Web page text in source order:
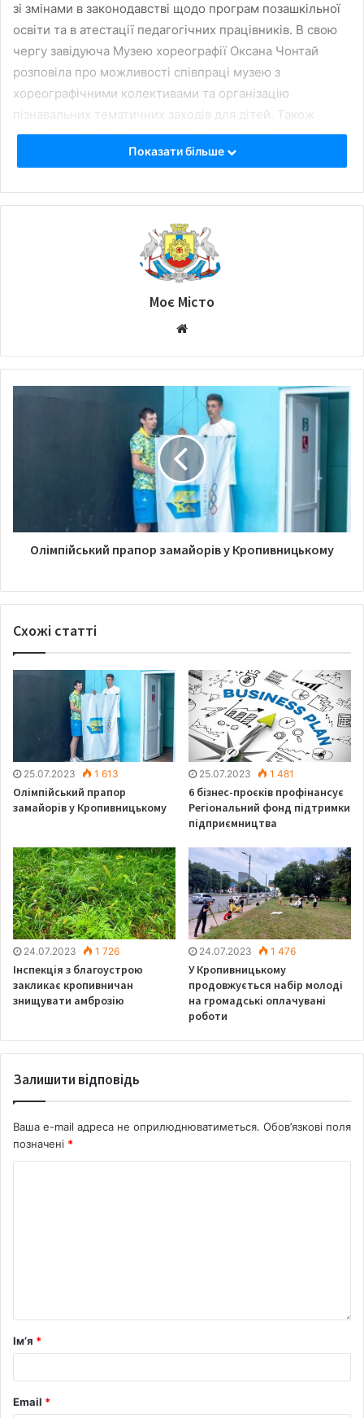
зі змінами в законодавстві щодо програм позашкільної
освіти та в атестації педагогічних працівників. В свою
чергу завідуюча Музею хореографії Оксана Чонтай
розповіла про можливості співпраці музею з
хореографічними колективами та організацію
пізнавальних тематичних заходів для дітей. Також
провела екскурсію для гостей, які вперше завітали до
Музею хореографії.
9-00 до 17-00 год. за адресою: вул. Велика
Перспективна, 33. Запис на екскурсію за тел. (0522)
Показати більше
Моє Місто
s
e
Олімпійський прапор замайорів у Кропивницькому
Схожі статті
25.07.2023 1 613
Олімпійський прапор
замайорів у Кропивницькому
25.07.2023 1 481
6 бізнес-проєків профінансує
Регіональний фонд підтримки
підприємництва
24.07.2023 1 726
Інспекція з благоустрою
закликає кропивничан
знищувати амброзію
24.07.2023 1 476
У Кропивницькому
продовжується набір молоді
на громадські оплачувані
роботи
Залишити відповідь
Ваша e-mail адреса не оприлюднюватиметься. Обов’язкові поля
позначені *
Ім’я *
Email *